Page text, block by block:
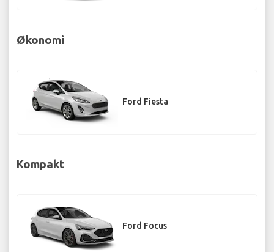
Økonomi
Ford Fiesta
Kompakt
Ford Focus